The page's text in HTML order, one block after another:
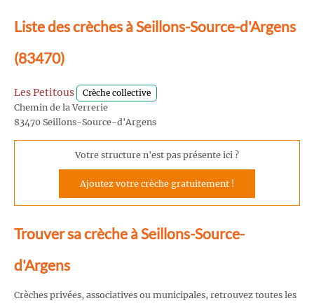
Liste des crèches à Seillons-Source-d'Argens
(83470)
Les Petitous Crèche collective
Chemin de la Verrerie
83470 Seillons-Source-d'Argens
Votre structure n'est pas présente ici ?
Ajoutez votre crèche gratuitement !
Trouver sa crèche à Seillons-Source-
d'Argens
Crèches privées, associatives ou municipales, retrouvez toutes les